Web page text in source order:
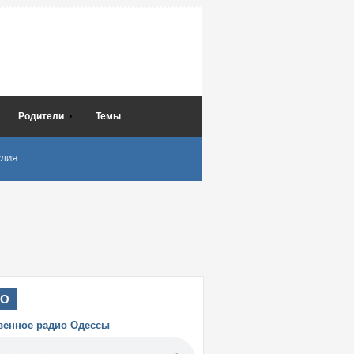
Родители Темы
радио Одессы